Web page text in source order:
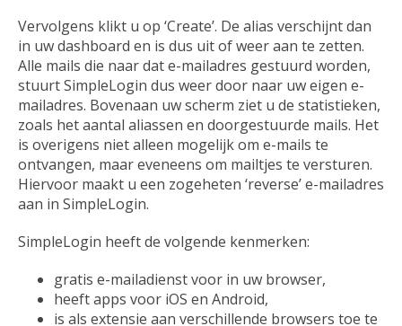
Vervolgens klikt u op ‘Create’. De alias verschijnt dan
in uw dashboard en is dus uit of weer aan te zetten.
Alle mails die naar dat e-mailadres gestuurd worden,
stuurt SimpleLogin dus weer door naar uw eigen e-
mailadres. Bovenaan uw scherm ziet u de statistieken,
zoals het aantal aliassen en doorgestuurde mails. Het
is overigens niet alleen mogelijk om e-mails te
ontvangen, maar eveneens om mailtjes te versturen.
Hiervoor maakt u een zogeheten ‘reverse’ e-mailadres
aan in SimpleLogin.
SimpleLogin heeft de volgende kenmerken:
gratis e-mailadienst voor in uw browser,
heeft apps voor iOS en Android,
is als extensie aan verschillende browsers toe te